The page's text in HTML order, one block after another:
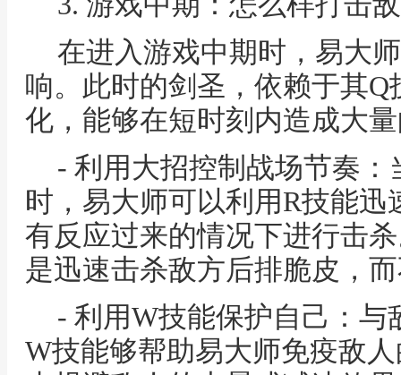
在进入游戏中期时，易大
响。此时的剑圣，依赖于其
化，能够在短时刻内造成大
- 利用大招控制战场节奏
时，易大师可以利用R技能
有反应过来的情况下进行击
是迅速击杀敌方后排脆皮，
- 利用W技能保护自己：
W技能够帮助易大师免疫敌